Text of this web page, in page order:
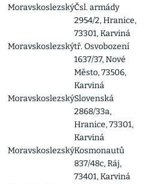
MoravskoslezskýČsl. armády
2954/2, Hranice,
73301, Karviná
Moravskoslezskýtř. Osvobození
1637/37, Nové
Město, 73506,
Karviná
MoravskoslezskýSlovenská
2868/33a,
Hranice, 73301,
Karviná
MoravskoslezskýKosmonautů
837/48c, Ráj,
73401, Karviná